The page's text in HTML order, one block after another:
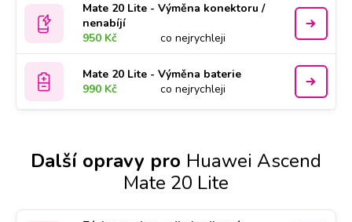
Mate 20 Lite - Výměna konektoru /
nenabíjí
950 Kč
co nejrychleji
Mate 20 Lite - Výměna baterie
990 Kč
co nejrychleji
Další opravy pro Huawei Ascend
Mate 20 Lite